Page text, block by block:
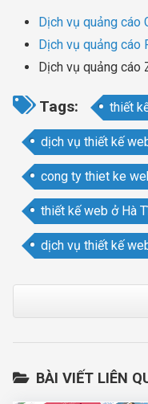
Dịch vụ quảng cáo
Dịch vụ quảng cáo
Dịch vụ quảng cáo
Tags: thiết
dịch vụ thiết kế
cong ty thiet ke
thiết kế web ở Hà
dịch vụ thiết kế
BÀI VIẾT LIÊN